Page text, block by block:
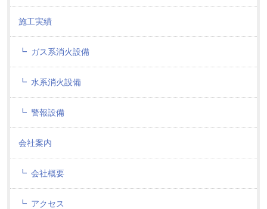
施工実績
ガス系消火設備
水系消火設備
警報設備
会社案内
会社概要
アクセス